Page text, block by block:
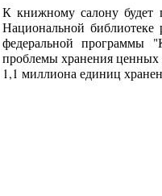
К книжному салону будет
Национальной библиотеке
федеральной программы
проблемы хранения ценных
1,1 миллиона единиц